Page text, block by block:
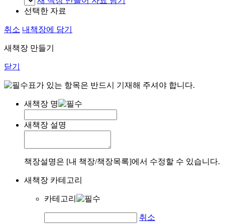
선택한 자료
취소 내책장에 담기
새책장 만들기
닫기
표가 있는 항목은 반드시 기재해 주셔야 합니다.
새책장 명
새책장 설명
책장설명은 [내 책장/책장목록]에서 수정할 수 있습니다.
새책장 카테고리
카테고리
취소